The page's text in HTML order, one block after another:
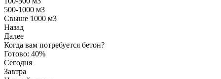
500-1000 м3
Свыше 1000 м3
Назад
Далее
Когда вам потребуется бетон?
Готово: 40%
Сегодня
Завтра